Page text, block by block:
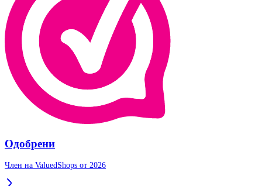
Одобрени
Член на ValuedShops от 2026